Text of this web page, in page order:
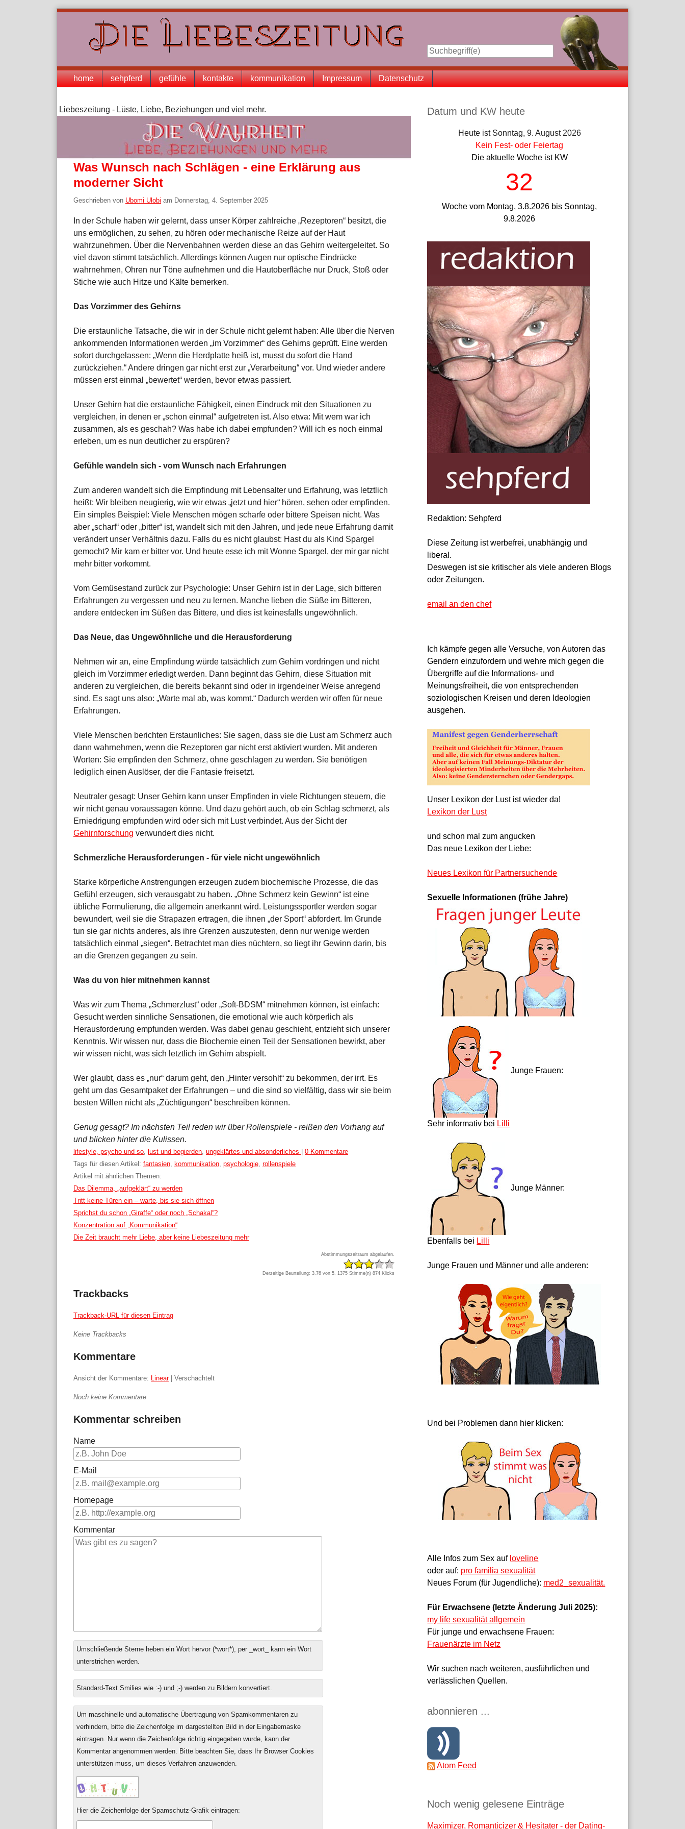
Navigation
home sehpferd gefühle kontakte kommunikation Impressum Datenschutz
Liebeszeitung - Lüste, Liebe, Beziehungen und viel mehr.
Was Wunsch nach Schlägen - eine Erklärung aus
moderner Sicht
Geschrieben von Ubomi Ulobi am Donnerstag, 4. September 2025
In der Schule haben wir gelernt, dass unser Körper zahlreiche „Rezeptoren“ besitzt, die
uns ermöglichen, zu sehen, zu hören oder mechanische Reize auf der Haut
wahrzunehmen. Über die Nervenbahnen werden diese an das Gehirn weitergeleitet. So
viel davon stimmt tatsächlich. Allerdings können Augen nur optische Eindrücke
wahrnehmen, Ohren nur Töne aufnehmen und die Hautoberfläche nur Druck, Stoß oder
Stiche wie auch Hitze und Kälte bemerken.
Das Vorzimmer des Gehirns
Die erstaunliche Tatsache, die wir in der Schule nicht gelernt haben: Alle über die Nerven
ankommenden Informationen werden „im Vorzimmer“ des Gehirns geprüft. Eine werden
sofort durchgelassen: „Wenn die Herdplatte heiß ist, musst du sofort die Hand
zurückziehen.“ Andere dringen gar nicht erst zur „Verarbeitung“ vor. Und wieder andere
müssen erst einmal „bewertet“ werden, bevor etwas passiert.
Unser Gehirn hat die erstaunliche Fähigkeit, einen Eindruck mit den Situationen zu
vergleichen, in denen er „schon einmal“ aufgetreten ist. Also etwa: Mit wem war ich
zusammen, als es geschah? Was habe ich dabei empfunden? Will ich es noch einmal
erleben, um es nun deutlicher zu erspüren?
Gefühle wandeln sich - vom Wunsch nach Erfahrungen
Zum anderen wandelt sich die Empfindung mit Lebensalter und Erfahrung, was letztlich
heißt: Wir bleiben neugierig, wie wir etwas „jetzt und hier“ hören, sehen oder empfinden.
Ein simples Beispiel: Viele Menschen mögen scharfe oder bittere Speisen nicht. Was
aber „scharf“ oder „bitter“ ist, wandelt sich mit den Jahren, und jede neue Erfahrung damit
verändert unser Verhältnis dazu. Falls du es nicht glaubst: Hast du als Kind Spargel
gemocht? Mir kam er bitter vor. Und heute esse ich mit Wonne Spargel, der mir gar nicht
mehr bitter vorkommt.
Vom Gemüsestand zurück zur Psychologie: Unser Gehirn ist in der Lage, sich bitteren
Erfahrungen zu vergessen und neu zu lernen. Manche lieben die Süße im Bitteren,
andere entdecken im Süßen das Bittere, und dies ist keinesfalls ungewöhnlich.
Das Neue, das Ungewöhnliche und die Herausforderung
Nehmen wir an, eine Empfindung würde tatsächlich zum Gehirn vordringen und nicht
gleich im Vorzimmer erledigt werden. Dann beginnt das Gehirn, diese Situation mit
anderen zu vergleichen, die bereits bekannt sind oder in irgendeiner Weise anregend
sind. Es sagt uns also: „Warte mal ab, was kommt.“ Dadurch werden wir offen für neue
Erfahrungen.
Viele Menschen berichten Erstaunliches: Sie sagen, dass sie die Lust am Schmerz auch
dann wahrnehmen, wenn die Rezeptoren gar nicht erst aktiviert wurden. Mit anderen
Worten: Sie empfinden den Schmerz, ohne geschlagen zu werden. Sie benötigen
lediglich einen Auslöser, der die Fantasie freisetzt.
Neutraler gesagt: Unser Gehirn kann unser Empfinden in viele Richtungen steuern, die
wir nicht genau voraussagen könne. Und dazu gehört auch, ob ein Schlag schmerzt, als
Erniedrigung empfunden wird oder sich mit Lust verbindet. Aus der Sicht der
Gehirnforschung verwundert dies nicht.
Schmerzliche Herausforderungen - für viele nicht ungewöhnlich
Starke körperliche Anstrengungen erzeugen zudem biochemische Prozesse, die das
Gefühl erzeugen, sich verausgabt zu haben. „Ohne Schmerz kein Gewinn“ ist eine
übliche Formulierung, die allgemein anerkannt wird. Leistungssportler werden sogar
bewundert, weil sie die Strapazen ertragen, die ihnen „der Sport“ abfordert. Im Grunde
tun sie gar nichts anderes, als ihre Grenzen auszutesten, denn nur wenige werden
tatsächlich einmal „siegen“. Betrachtet man dies nüchtern, so liegt ihr Gewinn darin, bis
an die Grenzen gegangen zu sein.
Was du von hier mitnehmen kannst
Was wir zum Thema „Schmerzlust“ oder „Soft-BDSM“ mitnehmen können, ist einfach:
Gesucht werden sinnliche Sensationen, die emotional wie auch körperlich als
Herausforderung empfunden werden. Was dabei genau geschieht, entzieht sich unserer
Kenntnis. Wir wissen nur, dass die Biochemie einen Teil der Sensationen bewirkt, aber
wir wissen nicht, was sich letztlich im Gehirn abspielt.
Wer glaubt, dass es „nur“ darum geht, den „Hinter versohlt“ zu bekommen, der irrt. Es
geht um das Gesamtpaket der Erfahrungen – und die sind so vielfältig, dass wir sie beim
besten Willen nicht als „Züchtigungen“ beschreiben können.
Genug gesagt? Im nächsten Teil reden wir über Rollenspiele - reißen den Vorhang auf
und blicken hinter die Kulissen.
Kategorien:
lifestyle, psycho und so, lust und begierden, ungeklärtes und absonderliches
0 Kommentare
Tags für diesen Artikel: fantasien, kommunikation, psychologie, rollenspiele
Artikel mit ähnlichen Themen:
Das Dilemma, „aufgeklärt“ zu werden
Tritt keine Türen ein – warte, bis sie sich öffnen
Sprichst du schon „Giraffe“ oder noch „Schakal“?
Konzentration auf „Kommunikation“
Die Zeit braucht mehr Liebe, aber keine Liebeszeitung mehr
Abstimmungszeitraum abgelaufen.
Derzeitige Beurteilung: 3.76 von 5, 1375 Stimme(n) 874 Klicks
Trackbacks
Trackback-URL für diesen Eintrag
Keine Trackbacks
Kommentare
Ansicht der Kommentare: Linear| Verschachtelt
Noch keine Kommentare
Kommentar schreiben
Name
E-Mail
Homepage
Kommentar
Antwort
Umschließende Sterne heben ein Wort hervor (*wort*), per _wort_ kann ein Wort
unterstrichen werden.
Standard-Text Smilies wie :-) und ;-) werden zu Bildern konvertiert.
Um maschinelle und automatische Übertragung von Spamkommentaren zu
verhindern, bitte die Zeichenfolge im dargestellten Bild in der Eingabemaske
eintragen. Nur wenn die Zeichenfolge richtig eingegeben wurde, kann der
Kommentar angenommen werden. Bitte beachten Sie, dass Ihr Browser Cookies
unterstützen muss, um dieses Verfahren anzuwenden.
Hier die Zeichenfolge der Spamschutz-Grafik eintragen:
Seitenleiste
Datum und KW heute
Heute ist Sonntag, 9. August 2026
Kein Fest- oder Feiertag
Die aktuelle Woche ist KW
32
Woche vom Montag, 3.8.2026 bis Sonntag,
9.8.2026
Redaktion: Sehpferd
Diese Zeitung ist werbefrei, unabhängig und
liberal.
Deswegen ist sie kritischer als viele anderen Blogs
oder Zeitungen.
email an den chef
Ich kämpfe gegen alle Versuche, von Autoren das
Gendern einzufordern und wehre mich gegen die
Übergriffe auf die Informations- und
Meinungsfreiheit, die von entsprechenden
soziologischen Kreisen und deren Ideologien
ausgehen.
Unser Lexikon der Lust ist wieder da!
Lexikon der Lust
und schon mal zum angucken
Das neue Lexikon der Liebe:
Neues Lexikon für Partnersuchende
Sexuelle Informationen (frühe Jahre)
Junge Frauen:
Sehr informativ bei Lilli
Junge Männer:
Ebenfalls bei Lilli
Junge Frauen und Männer und alle anderen:
Und bei Problemen dann hier klicken:
Alle Infos zum Sex auf loveline
oder auf: pro familia sexualität
Neues Forum (für Jugendliche): med2_sexualität.
Für Erwachsene (letzte Änderung Juli 2025):
my life sexualität allgemein
Für junge und erwachsene Frauen:
Frauenärzte im Netz
Wir suchen nach weiteren, ausführlichen und
verlässlichen Quellen.
abonnieren ...
Atom Feed
Noch wenig gelesene Einträge
Maximizer, Romanticizer & Hesitater - der Dating-